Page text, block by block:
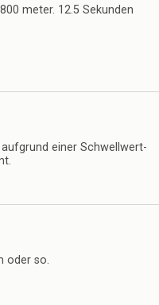
meter. 12.5 Sekunden
einer Schwellwert-
oder so.